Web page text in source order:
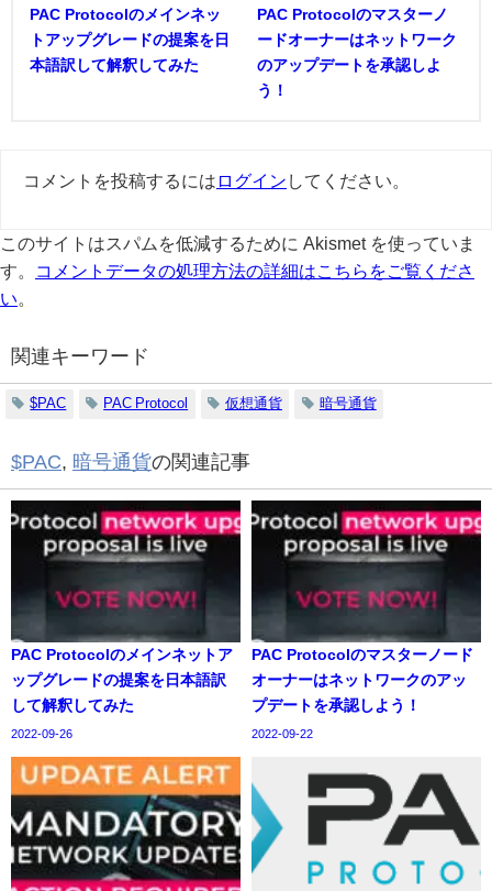
PAC Protocolのメインネッ
トアップグレードの提案を日
本語訳して解釈してみた
PAC Protocolのマスターノ
ードオーナーはネットワーク
のアップデートを承認しよ
う！
コメントを投稿するには ログイン してください。
このサイトはスパムを低減するために Akismet を使っていま
す。
コメントデータの処理方法の詳細はこちらをご覧くださ
い
関連キーワード
$PAC PAC Protocol 仮想通貨 暗号通貨
$PAC, 暗号通貨の関連記事
PAC Protocolのメインネットア
ップグレードの提案を日本語訳
して解釈してみた
2022-09-26
PAC Protocolのマスターノード
オーナーはネットワークのアッ
プデートを承認しよう！
2022-09-22